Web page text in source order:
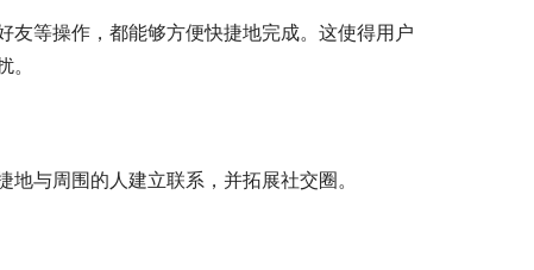
友等操作，都能够方便快捷地完成。这使得用户
与周围的人建立联系，并拓展社交圈。